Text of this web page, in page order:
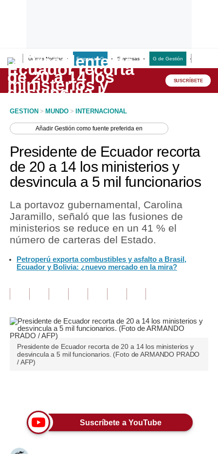
Últimas Noticias Empresas G Empresas G de Gestión
Lo último
Peru Quiosco
Economía
Mercados
Política
Tu Dinero
Finanzas Personales
Editorial
Pregunta de hoy
Lujo
Viajes
Moda
SUSCRÍBETE
GESTION > MUNDO > INTERNACIONAL
AñadirGestión como fuente preferida en
Presidente de Ecuador recorta
de 20 a 14 los ministerios y
desvincula a 5 mil funcionarios
La portavoz gubernamental, Carolina
Jaramillo, señaló que las fusiones de
ministerios se reduce en un 41 % el
número de carteras del Estado.
Petroperú exporta combustibles y asfalto a Brasil,
Ecuador y Bolivia: ¿nuevo mercado en la mira?
Presidente de Ecuador recorta de 20 a 14 los ministerios y
desvincula a 5 mil funcionarios. (Foto de ARMANDO PRADO
/ AFP)
Suscríbete a YouTube